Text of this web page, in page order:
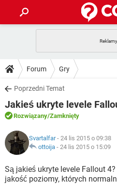
GRY
SPOTIFY
INSTAGRAM
WINDOWS 10
PORADY
PlayStation
SPOTIFY
INSTAGRAM
WINDOWS 10
DO POBRANIA
ANDROID
GRY
IOS
INSTAGRAM
WINDOWS 10
FORUM
COVID-19
GRY
INSTAGRAM
ARTYKUŁY
COVID-19
GRY
Forum Gry
Poprzedni Temat
Jakieś ukryte levele
Rozwiązany/Zamknięty
Svartalfar- 24 lis 2015 o 09:38
ottoija - 24 lis 2015 o 15:09
Są jakieś ukryte levele Fallout
jakość poziomy, których